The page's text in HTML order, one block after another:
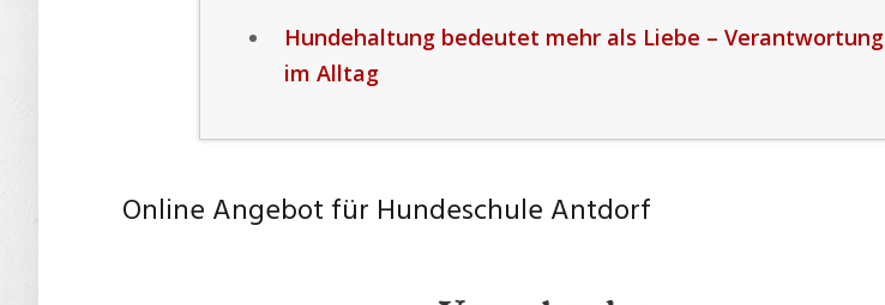
Hundehaltung bedeutet mehr als Liebe – Verantwortung
im Alltag
Online Angebot für Hundeschule Antdorf